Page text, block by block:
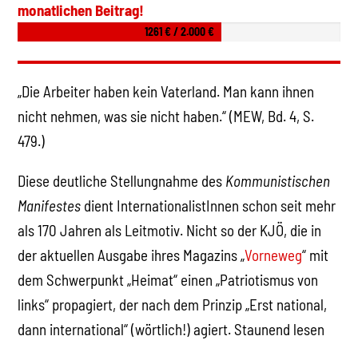
monatlichen Beitrag!
1261 € / 2.000 €
„Die Arbeiter haben kein Vaterland. Man kann ihnen
nicht nehmen, was sie nicht haben.“ (MEW, Bd. 4, S.
479.)
Diese deutliche Stellungnahme des Kommunistischen
Manifestes dient InternationalistInnen schon seit mehr
als 170 Jahren als Leitmotiv. Nicht so der KJÖ, die in
der aktuellen Ausgabe ihres Magazins „Vorneweg“ mit
dem Schwerpunkt „Heimat“ einen „Patriotismus von
links“ propagiert, der nach dem Prinzip „Erst national,
dann international“ (wörtlich!) agiert. Staunend lesen